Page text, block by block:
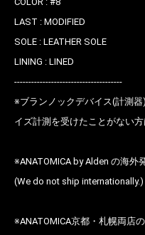
LAST : MODIFIED
SOLE : LEATHER SOLE
LINING : LINED
--------------------------------------
※ブランノックデバイス(計測
イズ計測を受けたことがない
※ANATOMICA by Alden の海外
(We do not ship internationally.)
※ANATOMICA京都・札幌両店